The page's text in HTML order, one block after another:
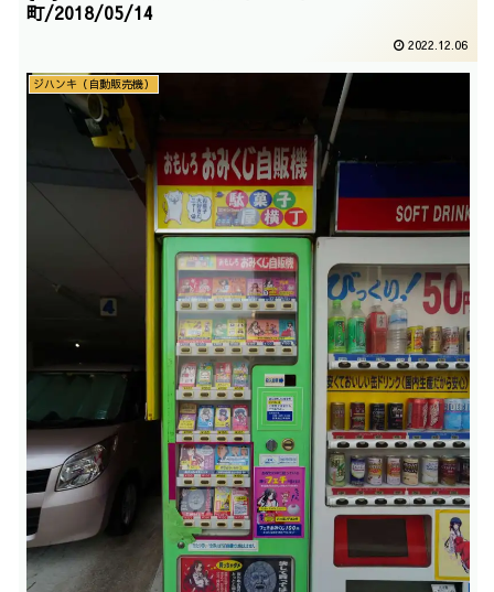
町/2018/05/14
2022.12.06
ジハンキ（自動販売機）